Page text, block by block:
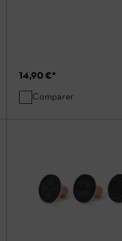
14,90 €*
Comparer